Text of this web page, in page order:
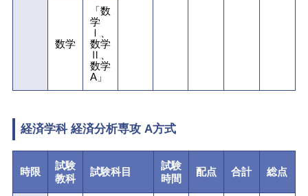
数学
「数
学
Ⅰ、
数学
Ⅱ、
数学
A」
経済学科 経済分析専攻 A方式
時限
試験
教科
試験科目
試験
時間
配点 合計 総点